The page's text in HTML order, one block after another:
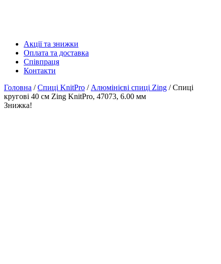
Акції та знижки
Оплата та доставка
Співпраця
Контакти
Головна /Спиці KnitPro / Алюмінієві спиці Zing / Спиці
кругові 40 см Zing KnitPro, 47073, 6.00 мм
Знижка!